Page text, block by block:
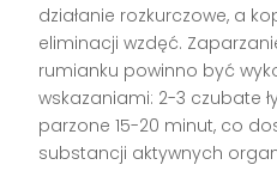
działanie rozkurczowe, a
eliminacji wzdęć.
rumianku powinno być
wskazaniami: 2-3 czubate
parzone 15-20 minut, co
substancji aktywnych